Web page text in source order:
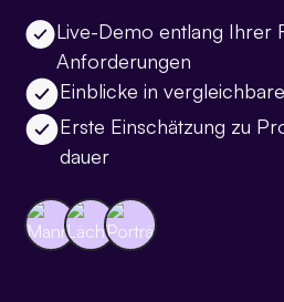
Live-Demo entlang Ihrer
Anforderungen
Einblicke in
Erste Einschätzung zu
dauer